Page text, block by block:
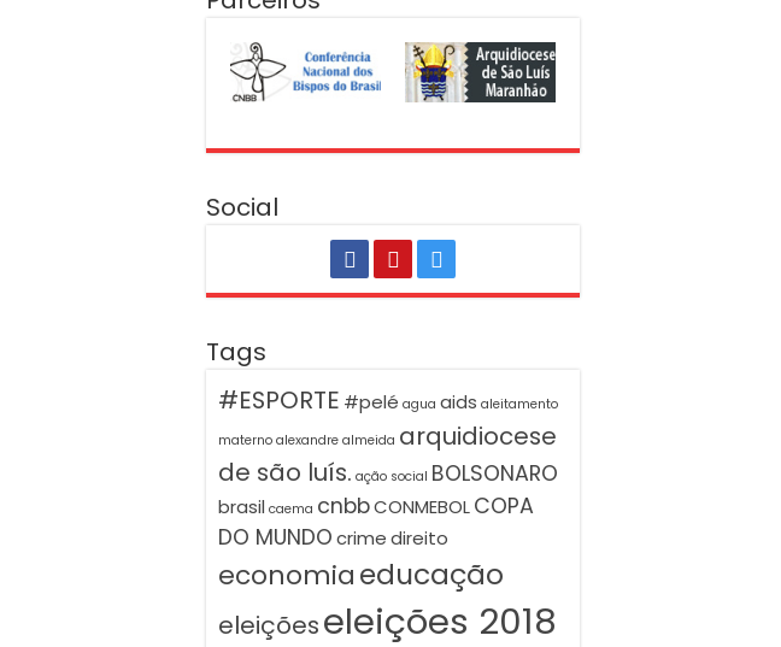
Social
Tags
#ESPORTE #pelé agua aids aleitamento
materno alexandre almeida arquidiocese
de são luís. ação social BOLSONARO
brasil caema cnbbCONMEBOLCOPA
DO MUNDOcrimedireito
economiaeducação
eleiçõeseleições 2018